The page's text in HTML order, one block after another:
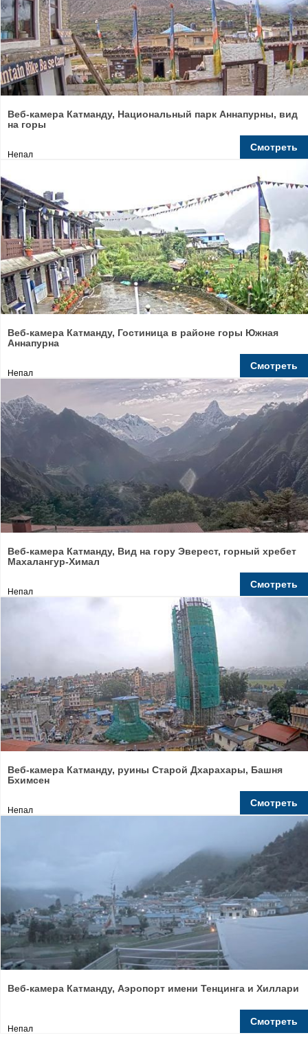
Веб-камера Катманду, Национальный парк Аннапурны, вид
на горы
Непал
Смотреть
Веб-камера Катманду, Гостиница в районе горы Южная
Аннапурна
Непал
Смотреть
Веб-камера Катманду, Вид на гору Эверест, горный хребет
Махалангур-Химал
Непал
Смотреть
Веб-камера Катманду, руины Старой Дхарахары, Башня
Бхимсен
Непал
Смотреть
Веб-камера Катманду, Аэропорт имени Тенцинга и Хиллари
Непал
Смотреть